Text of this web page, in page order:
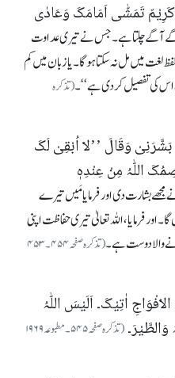
کَرِیْمٌ تَمَشّٰی اَمَامَکَ وَعَادٰی
آگے چلتاہے۔جس نے تیری عداوت
میں مل نہ سکتاہوگا۔ یا زبان میں کم
اس کی تفصیل کردی ہے‘‘۔(تذکرہ
بَشَّرَنِیْ وَقَالَ ’’لَا اُبْقِیْ لَکَ
اللّٰہُ مِنْ عِنْدِہٖ
مجھے بشارت دی اور فرمایا مَیں تیرے
فرمایا، اللہ تعالیٰ تیری حفاظت اپنی
والا دوست ہے۔
(تذکرہ صفحہ ۴۵۴۔۴۵۳
اٰتِیْکَ۔ اَلَیْسَ اللّٰہُ
( تذکرہ صفحہ ۵۴۵۔ مطبوعہ ۱۹۶۹